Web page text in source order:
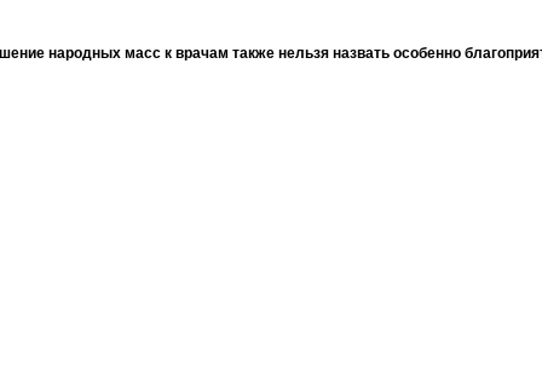
народных масс к врачам также нельзя назвать особенно